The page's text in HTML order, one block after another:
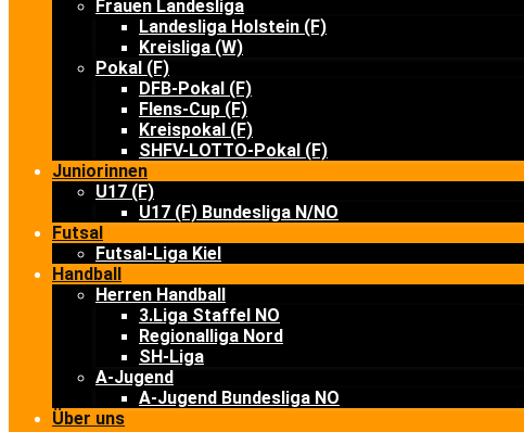
Frauen Landesliga
Landesliga Holstein (F)
Kreisliga (W)
Pokal (F)
DFB-Pokal (F)
Flens-Cup (F)
Kreispokal (F)
SHFV-LOTTO-Pokal (F)
Juniorinnen
U17 (F)
U17 (F) Bundesliga N/NO
Futsal
Futsal-Liga Kiel
Handball
Herren Handball
3.Liga Staffel NO
Regionalliga Nord
SH-Liga
A-Jugend
A-Jugend Bundesliga NO
Über uns